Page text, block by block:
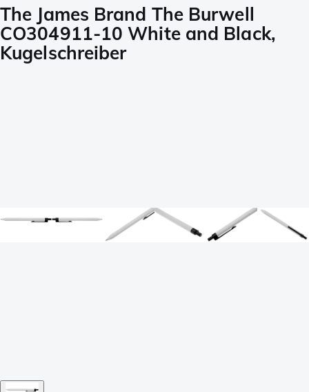
The James Brand The Burwell
CO304911-10 White and Black,
Kugelschreiber